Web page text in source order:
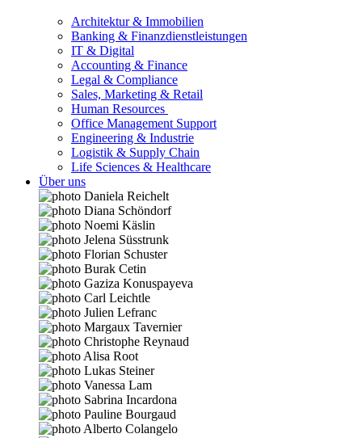
Architektur & Immobilien
Banking & Finanzdienstleistungen
IT & Digital
Accounting & Finance
Legal & Compliance
Sales, Marketing & Retail
Human Resources
Office Management Support
Engineering & Industrie
Logistik & Supply Chain
Life Sciences & Healthcare
Über uns